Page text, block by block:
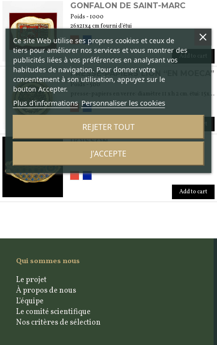
GONFALON DE SAINT-MARC
Poids - 1000
26x21x4 cm fourni d'étui
Add to cart
PRESSE-PAPIERS LION “EN MOECA”
presse-papiers en verre: diamètre 11 x h 2 cm. étui: 15x15x4 cm
Add to cart
POISSON
Poids - 3000
Add to cart
Qui sommes nous
Le projet
À propos de nous
L'équipe
Le comité scientifique
Nos critères de sélection
Ce site Web utilise ses propres cookies et ceux de
tiers pour améliorer nos services et vous montrer des
publicités liées à vos préférences en analysant vos
habitudes de navigation. Pour donner votre
consentement à son utilisation, appuyez sur le
bouton Accepter.
Plus d'informations Personnaliser les cookies
REJETER TOUT
J'ACCEPTE